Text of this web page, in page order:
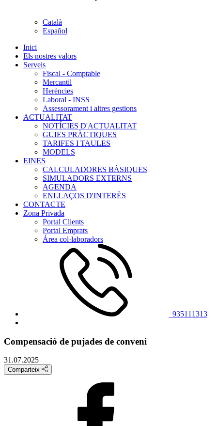
Català
Español
Inici
Els nostres valors
Serveis
Fiscal - Comptable
Mercantil
Herències
Laboral - INSS
Assessorament i altres gestions
ACTUALITAT
NOTÍCIES D'ACTUALITAT
GUIES PRÀCTIQUES
TARIFES I TAULES
MODELS
EINES
CALCULADORES BÀSIQUES
SIMULADORS EXTERNS
AGENDA
ENLLAÇOS D'INTERÈS
CONTACTE
Zona Privada
Portal Clients
Portal Emprats
Área col·laboradors
935111313
Compensació de pujades de conveni
31.07.2025
Comparteix